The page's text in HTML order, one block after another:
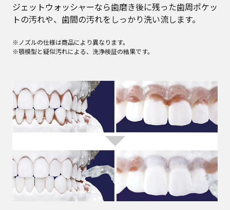
ジェットウォッシャーなら歯磨き後に残った歯周ポケッ
トの汚れや、歯間の汚れをしっかり洗い流します。
※ノズルの仕様は商品により異なります。
※顎模型と疑似汚れによる、洗浄検証の結果です。